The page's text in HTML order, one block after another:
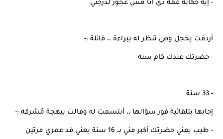
- إيه حكاية عمه دي آنا مش عجوز لدرجتي
أردفت بخجل وهي تنظر له ببراءة ،، قائلة :-
- حضرتك عندك كام سنة
- 33 سنة
إجابها بتلقائية فور سؤالها ،، أبتسمت له وقالت ببهجة مُشرقة :-
- طيب يعني حضرتك أكبر مني بــ 16 سنة يعني قد عمري مرتين